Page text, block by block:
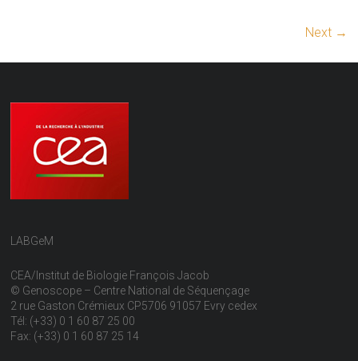
Next →
LABGeM
CEA/Institut de Biologie François Jacob
© Genoscope – Centre National de Séquençage
2 rue Gaston Crémieux CP5706 91057 Evry cedex
Tél: (+33) 0 1 60 87 25 00
Fax: (+33) 0 1 60 87 25 14